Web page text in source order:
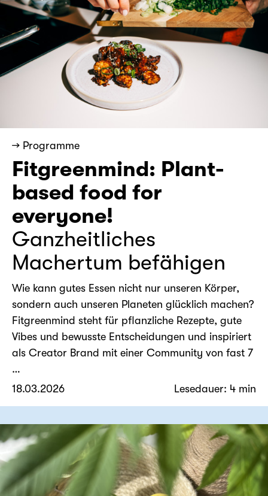
→ Programme
Fitgreenmind: Plant-
based food for
everyone!
Ganzheitliches
Machertum befähigen
Wie kann gutes Essen nicht nur unseren Körper,
sondern auch unseren Planeten glücklich machen?
Fitgreenmind steht für pflanzliche Rezepte, gute
Vibes und bewusste Entscheidungen und inspiriert
als Creator Brand mit einer Community von fast 7
…
18.03.2026
Lesedauer: 4 min